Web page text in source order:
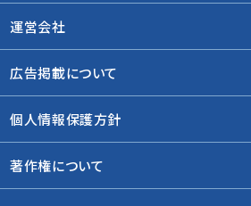
運営会社
広告掲載について
個人情報保護方針
著作権について